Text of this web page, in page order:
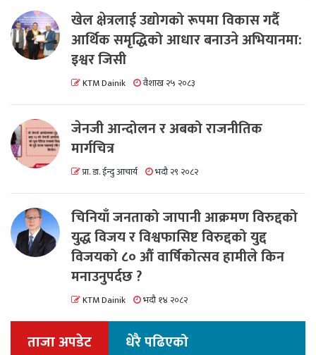
खेल क्षेत्रलाई उद्योगको रूपमा विकास गर्दै
आर्थिक समृद्धिको आधार बनाउने अभियानमा:
इश्वर जिसी
KTM Dainik वैशाख २५ २०८३
जेनजी आन्दोलन र अबको राजनीतिक
मार्गचित्र
प्रा. डा. ईन्दु आचार्य भदौ २९ २०८२
चिनियाँ जनताको जापानी आक्रमण विरुद्दको
युद्ध विजय र विश्वफासिष्ट विरुद्दको युद्द
विजयको ८० औं वार्षिकोत्सव हामीले किन
मनाउनुपर्दछ ?
KTM Dainik भदौ १४ २०८२
ताजा अपडेट धेरै पढिएको